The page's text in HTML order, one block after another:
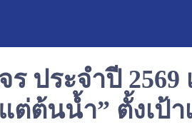
ประจำปี 2569
นน้ำ” ตั้งเป้า